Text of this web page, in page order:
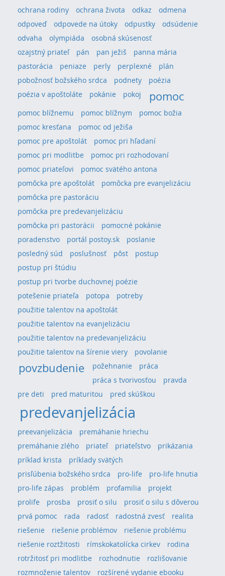
ochrana rodiny
ochrana života odkaz
odmena
odpoveď
odpovede na útoky odpustky
odsúdenie
odvaha
olympiáda
osobná skúsenosť
ozajstný priateľ
pán pan ježiš
panna mária
pastorácia
peniaze perly perplexné
plán
pobožnosť božského srdca
podnety
poézia
poézia v apoštoláte
pokánie pokoj pomoc
pomoc blížnemu pomoc blížnym
pomoc božia
pomoc kresťana
pomoc od ježiša
pomoc pre apoštolát
pomoc pri hľadaní
pomoc pri modlitbe
pomoc pri rozhodovaní
pomoc priateľovi
pomoc svätého antona
pomôcka pre apoštolát
pomôcka pre evanjelizáciu
pomôcka pre pastoráciu
pomôcka pre predevanjelizáciu
pomôcka pri pastorácii
pomocné pokánie
poradenstvo
portál postoy.sk
poslanie
posledný súd
poslušnosť pôst
postup
postup pri štúdiu
postup pri tvorbe duchovnej poézie
potešenie priateľa
potopa
potreby
použitie talentov na apoštolát
použitie talentov na evanjelizáciu
použitie talentov na predevanjelizáciu
použitie talentov na šírenie viery
povolanie
povzbudenie požehnanie
práca
práca s tvorivosťou
pravda
pre deti
pred maturitou pred skúškou
predevanjelizácia
preevanjelizácia
premáhanie hriechu
premáhanie zlého
priateľ priateľstvo
prikázania
príklad krista
príklady svätých
prisľúbenia božského srdca
pro-life
pro-life hnutia
pro-life zápas
problém profamilia
projekt
prolife
prosba prosiť o silu
prosiť o silu s dôverou
prvá pomoc
rada radosť radostná zvesť
realita
riešenie
riešenie problémov
riešenie problému
riešenie roztžitosti
rímskokatolícka cirkev
rodina
rotržitosť pri modlitbe
rozhodnutie
rozlišovanie
rozmnoženie talentov
rozšírené vydanie ebooku